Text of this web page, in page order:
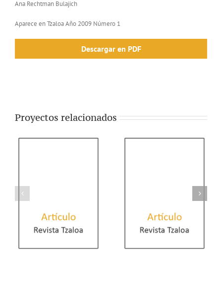
Ana Rechtman Bulajich
Aparece en Tzaloa Año 2009 Número 1
Descargar en PDF
Proyectos relacionados